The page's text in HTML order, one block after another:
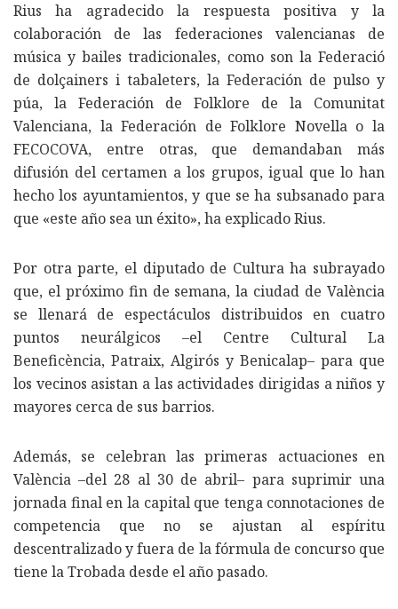
Rius ha agradecido la respuesta positiva y la
colaboración de las federaciones valencianas de
música y bailes tradicionales, como son la Federació
de dolçainers i tabaleters, la Federación de pulso y
púa, la Federación de Folklore de la Comunitat
Valenciana, la Federación de Folklore Novella o la
FECOCOVA, entre otras, que demandaban más
difusión del certamen a los grupos, igual que lo han
hecho los ayuntamientos, y que se ha subsanado para
que «este año sea un éxito», ha explicado Rius.
Por otra parte, el diputado de Cultura ha subrayado
que, el próximo fin de semana, la ciudad de València
se llenará de espectáculos distribuidos en cuatro
puntos neurálgicos –el Centre Cultural La
Beneficència, Patraix, Algirós y Benicalap– para que
los vecinos asistan a las actividades dirigidas a niños y
mayores cerca de sus barrios.
Además, se celebran las primeras actuaciones en
València –del 28 al 30 de abril– para suprimir una
jornada final en la capital que tenga connotaciones de
competencia que no se ajustan al espíritu
descentralizado y fuera de la fórmula de concurso que
tiene la Trobada desde el año pasado.